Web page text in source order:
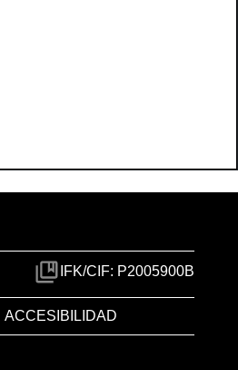
IFK/CIF: P2005900B
ACCESIBILIDAD